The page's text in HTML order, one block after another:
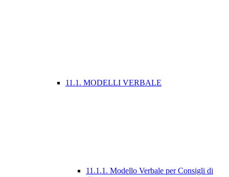
11.1. MODELLI VERBALE
11.1.1. Modello Verbale per Consigli di